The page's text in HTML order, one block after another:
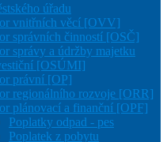
úřadu
vnitřních věcí [OVV]
správních činností [OSČ]
správy a údržby majetku
[OSÚMI]
právní [OP]
regionálního rozvoje [ORR]
plánovací a finanční [OPF]
Poplatky odpad - pes
Poplatek z pobytu